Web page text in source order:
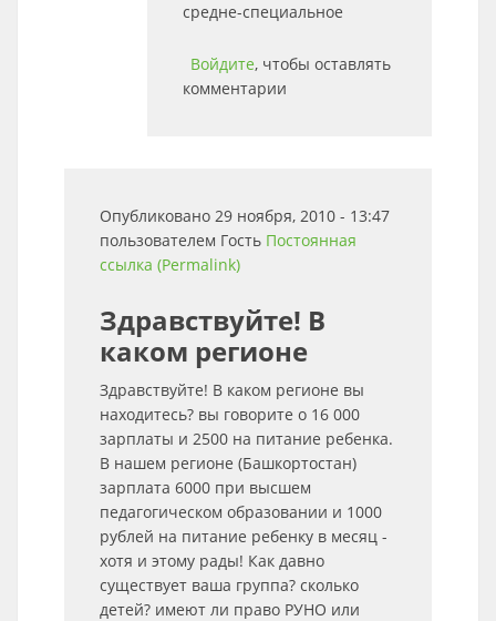
средне-специальное
Войдите, чтобы оставлять
комментарии
Опубликовано 29 ноября, 2010 - 13:47
пользователем Гость Постоянная
ссылка (Permalink)
Здравствуйте! В
каком регионе
Здравствуйте! В каком регионе вы
находитесь? вы говорите о 16 000
зарплаты и 2500 на питание ребенка.
В нашем регионе (Башкортостан)
зарплата 6000 при высшем
педагогическом образовании и 1000
рублей на питание ребенку в месяц -
хотя и этому рады! Как давно
существует ваша группа? сколько
детей? имеют ли право РУНО или